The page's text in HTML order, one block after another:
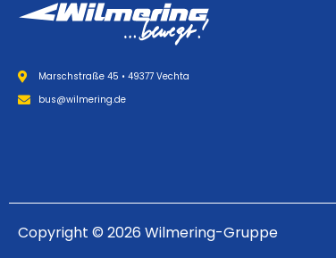
Marschstraße 45 • 49377 Vechta
bus@wilmering.de
Copyright © 2026 Wilmering-Gruppe